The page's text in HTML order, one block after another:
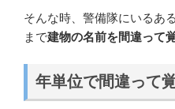
そんな時、警備隊にいるあ
まで建物の名前を間違って
年単位で間違って